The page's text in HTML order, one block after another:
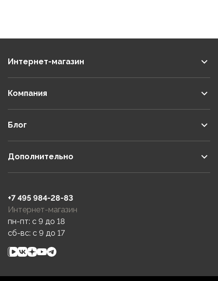
Интернет-магазин
Компания
Блог
Дополнительно
+7 495 984-28-83
Интернет-магазин
пн-пт: c 9 до 18
сб-вс: c 9 до 17